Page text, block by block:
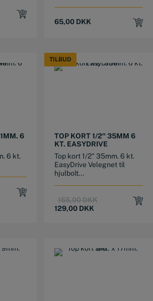
65,00 DKK
6
6 kt.
TILBUD
TILBUD
TOP KORT 1/2″ 35MM 6
KT. EASYDRIVE
Top kort 1/2" 35mm. 6 kt.
EasyDrive Velegnet til
hjulbolt...
155,00DKKOriginal
129,00 DKK
Current